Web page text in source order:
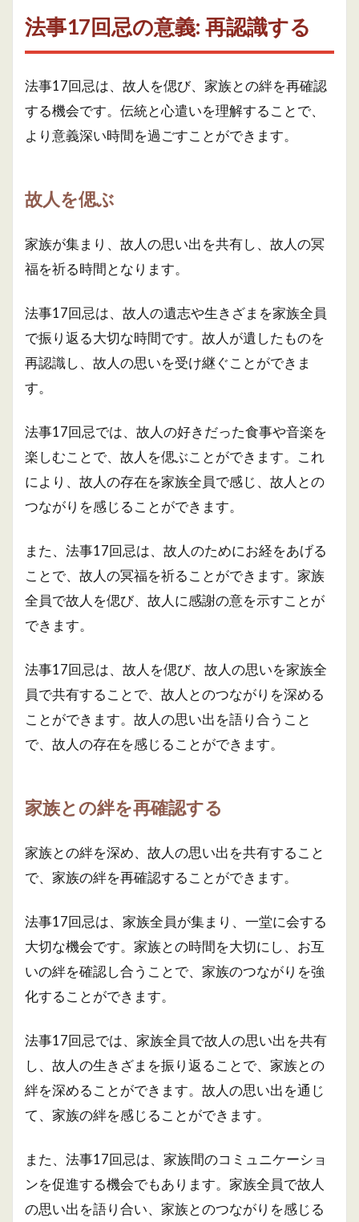
法事17回忌の意義: 再認識する
法事17回忌は、故人を偲び、家族との絆を再確認
する機会です。伝統と心遣いを理解することで、
より意義深い時間を過ごすことができます。
故人を偲ぶ
家族が集まり、故人の思い出を共有し、故人の冥
福を祈る時間となります。
法事17回忌は、故人の遺志や生きざまを家族全員
で振り返る大切な時間です。故人が遺したものを
再認識し、故人の思いを受け継ぐことができま
す。
法事17回忌では、故人の好きだった食事や音楽を
楽しむことで、故人を偲ぶことができます。これ
により、故人の存在を家族全員で感じ、故人との
つながりを感じることができます。
また、法事17回忌は、故人のためにお経をあげる
ことで、故人の冥福を祈ることができます。家族
全員で故人を偲び、故人に感謝の意を示すことが
できます。
法事17回忌は、故人を偲び、故人の思いを家族全
員で共有することで、故人とのつながりを深める
ことができます。故人の思い出を語り合うこと
で、故人の存在を感じることができます。
家族との絆を再確認する
家族との絆を深め、故人の思い出を共有すること
で、家族の絆を再確認することができます。
法事17回忌は、家族全員が集まり、一堂に会する
大切な機会です。家族との時間を大切にし、お互
いの絆を確認し合うことで、家族のつながりを強
化することができます。
法事17回忌では、家族全員で故人の思い出を共有
し、故人の生きざまを振り返ることで、家族との
絆を深めることができます。故人の思い出を通じ
て、家族の絆を感じることができます。
また、法事17回忌は、家族間のコミュニケーショ
ンを促進する機会でもあります。家族全員で故人
の思い出を語り合い、家族とのつながりを感じる